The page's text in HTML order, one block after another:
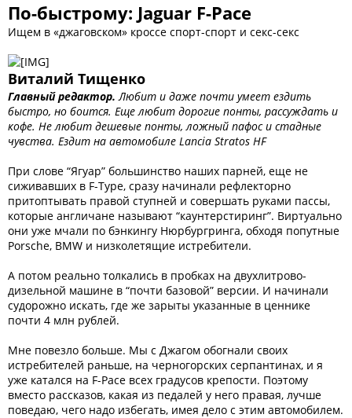
По-быстрому: Jaguar F-Pace
Ищем в «джаговском» кроссе спорт-спорт и секс-секс
Виталий Тищенко
Главный редактор. Любит и даже почти умеет ездить
быстро, но боится. Еще любит дорогие понты, рассуждать и
кофе. Не любит дешевые понты, ложный пафос и стадные
чувства. Ездит на автомобиле Lancia Stratos HF
При слове “Ягуар” большинство наших парней, еще не
сиживавших в F-Type, сразу начинали рефлекторно
притоптывать правой ступней и совершать руками пассы,
которые англичане называют “каунтерстиринг”. Виртуально
они уже мчали по бэнкингу Нюрбургринга, обходя попутные
Porsche, BMW и низколетящие истребители.
А потом реально толкались в пробках на двухлитрово-
дизельной машине в “почти базовой” версии. И начинали
судорожно искать, где же зарыты указанные в ценнике
почти 4 млн рублей.
Мне повезло больше. Мы с Джагом обогнали своих
истребителей раньше, на черногорских серпантинах, и я
уже катался на F-Pace всех градусов крепости. Поэтому
вместо рассказов, какая из педалей у него правая, лучше
поведаю, чего надо избегать, имея дело с этим автомобилем.